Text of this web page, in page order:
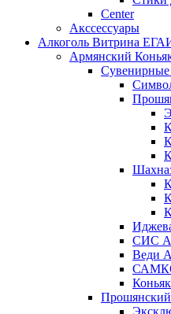
Сenter
Акссессуары
Алкоголь Витрина
Армянский
Сувенирные
СИС
Веди